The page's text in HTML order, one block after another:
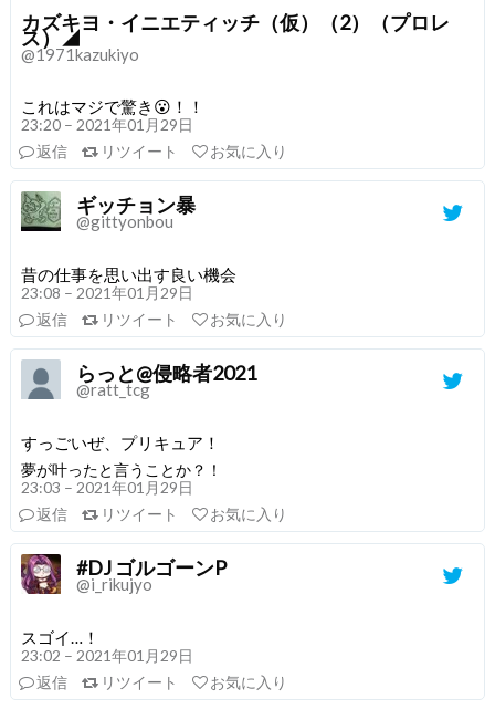
カズキヨ・イニエティッチ（仮）（2）（プロレ
ス）◢
@1971kazukiyo
これはマジで驚き😮！！
23:20 – 2021年01月29日
返信
リツイート お気に入り
ギッチョン暴
@gittyonbou
昔の仕事を思い出す良い機会
23:08 – 2021年01月29日
返信
リツイート お気に入り
らっと@侵略者2021
@ratt_tcg
すっごいぜ、プリキュア！
夢が叶ったと言うことか？！
23:03 – 2021年01月29日
返信
リツイート お気に入り
#DJ ゴルゴーンP
@i_rikujyo
スゴイ…！
23:02 – 2021年01月29日
返信
リツイート お気に入り